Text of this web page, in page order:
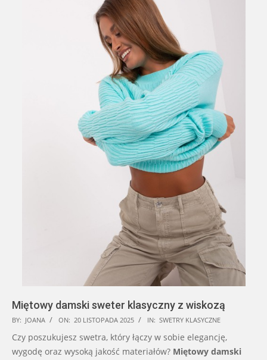
Miętowy damski sweter klasyczny z wiskozą
2025-
11-
20
BY: JOANA ON: 20 LISTOPADA 2025 IN: SWETRY KLASYCZNE
Czy poszukujesz swetra, który łączy w sobie elegancję,
wygodę oraz wysoką jakość materiałów? Miętowy damski